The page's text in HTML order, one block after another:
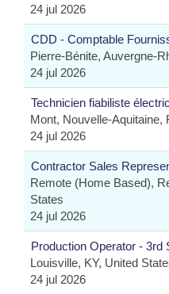
24 jul 2026
CDD - Comptable
Pierre-Bénite, Auvergne-
24 jul 2026
Technicien fiabiliste
Mont, Nouvelle-Aquitaine,
24 jul 2026
Contractor Sales
Remote (Home Based),
States
24 jul 2026
Production Operator - 3rd
Louisville, KY, United
24 jul 2026